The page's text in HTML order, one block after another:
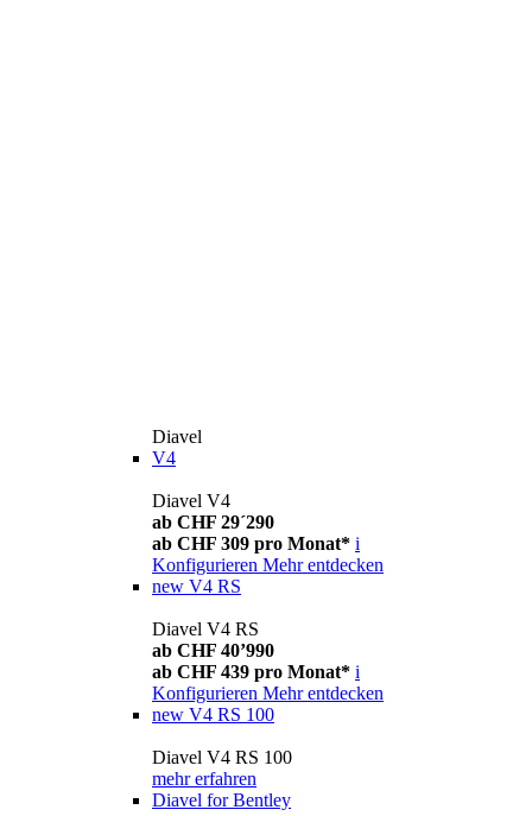
Diavel
V4
Diavel V4
ab CHF 29´290
ab CHF 309 pro Monat* i
Konfigurieren Mehr entdecken
new V4 RS
Diavel V4 RS
ab CHF 40’990
ab CHF 439 pro Monat* i
Konfigurieren Mehr entdecken
new V4 RS 100
Diavel V4 RS 100
mehr erfahren
Diavel for Bentley